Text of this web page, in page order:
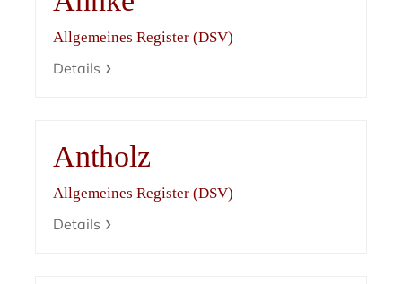
Allgemeines Register (DSV)
Details
Antholz
Allgemeines Register (DSV)
Details